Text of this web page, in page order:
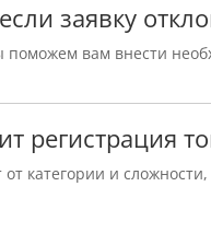
заявку
поможем вам внести
регистрация
от категории и